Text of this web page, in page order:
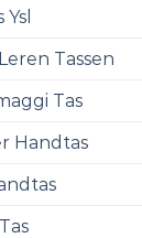
Tassen
Tas
Handtas